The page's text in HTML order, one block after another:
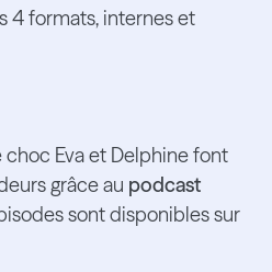
4 formats, internes et
Eva et Delphine font
grâce au podcast
sont disponibles sur